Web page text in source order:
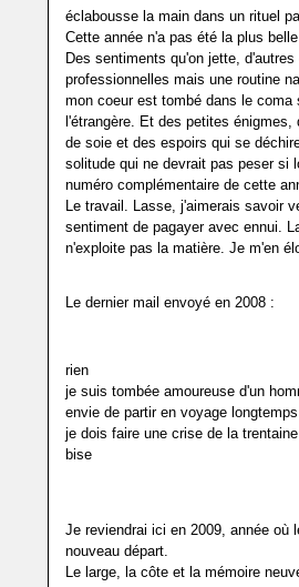
éclabousse la main dans un rituel
Cette année n'a pas été la plus
Des sentiments qu'on jette,
professionnelles mais une routine
mon coeur est tombé dans le
l'étrangère. Et des petites
de soie et des espoirs qui se
solitude qui ne devrait pas peser si
numéro complémentaire de cette
Le travail. Lasse, j'aimerais savoir
sentiment de pagayer avec ennui.
n'exploite pas la matière. Je m'en
Le dernier mail envoyé en 2008 :
rien
je suis tombée amoureuse d'un
envie de partir en voyage longtemps
je dois faire une crise de la
bise
Je reviendrai ici en 2009, année où
nouveau départ.
Le large, la côte et la mémoire